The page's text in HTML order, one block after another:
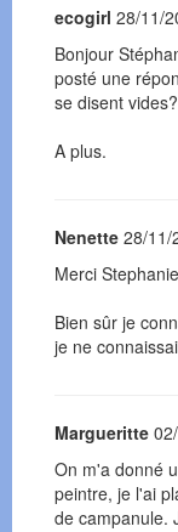
ecogirl 28/11/
Bonjour
posté une
se disent
A plus.
Nenette 28/11/
Merci
Bien sûr je
je ne
Margueritte
On m'a donné
peintre, je l'ai
de campanule.